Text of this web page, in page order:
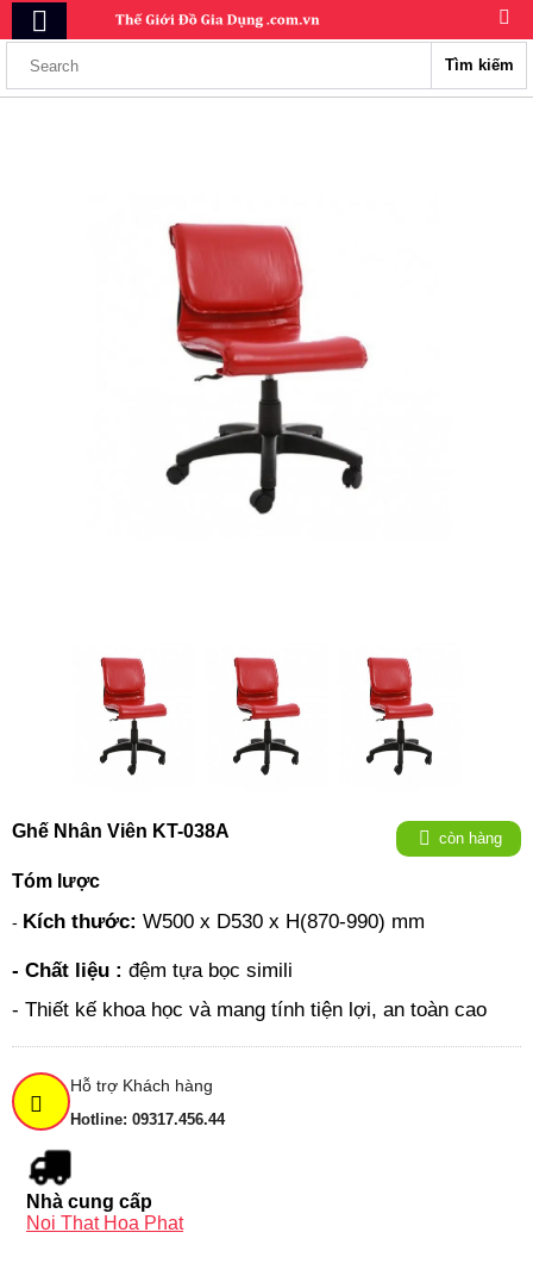
Tìm kiếm
Ghế Nhân Viên KT-038A còn hàng
Tóm lược
- Kích thước: W500 x D530 x H(870-990) mm
- Chất liệu : đệm tựa bọc simili
- Thiết kế khoa học và mang tính tiện lợi, an toàn cao
Hỗ trợ Khách hàng
Hotline: 09317.456.44
Nhà cung cấp
Noi That Hoa Phat